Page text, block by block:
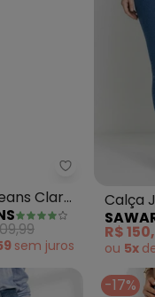
Sawary
Clara)
sem juros
Calça
(Azul)
R$
ou 5x
-17%